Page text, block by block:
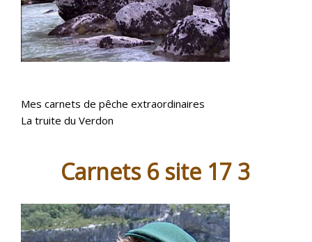
Mes carnets de pêche extraordinaires
La truite du Verdon
Carnets 6 site 17 3